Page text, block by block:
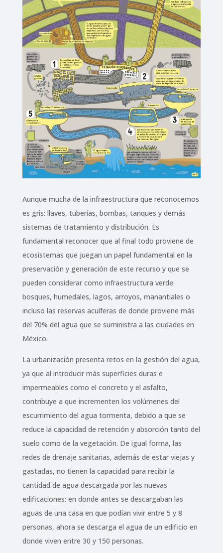
Aunque mucha de la infraestructura que reconocemos
es gris: llaves, tuberías, bombas, tanques y demás
sistemas de tratamiento y distribución. Es
fundamental reconocer que al final todo proviene de
ecosistemas que juegan un papel fundamental en la
preservación y generación de este recurso y que se
pueden considerar como infraestructura verde:
bosques, humedales, lagos, arroyos, manantiales o
incluso las reservas acuíferas de donde proviene más
del 70% del agua que se suministra a las ciudades en
México.
La urbanización presenta retos en la gestión del agua,
ya que al introducir más superficies duras e
impermeables como el concreto y el asfalto,
contribuye a que incrementen los volúmenes del
escurrimiento del agua tormenta, debido a que se
reduce la capacidad de retención y absorción tanto del
suelo como de la vegetación. De igual forma, las
redes de drenaje sanitarias, además de estar viejas y
gastadas, no tienen la capacidad para recibir la
cantidad de agua descargada por las nuevas
edificaciones: en donde antes se descargaban las
aguas de una casa en que podían vivir entre 5 y 8
personas, ahora se descarga el agua de un edificio en
donde viven entre 30 y 150 personas.